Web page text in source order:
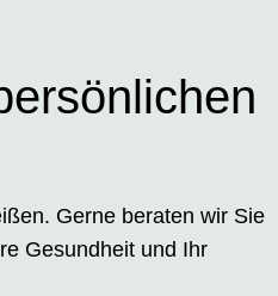
Gerne beraten wir Sie
Gesundheit und Ihr